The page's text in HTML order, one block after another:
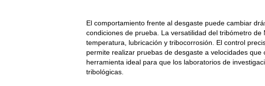
El comportamiento frente al desgaste puede cambiar
condiciones de prueba. La versatilidad del tribómetro
temperatura, lubricación y tribocorrosión. El control
permite realizar pruebas de desgaste a velocidades
herramienta ideal para que los laboratorios de
tribológicas.